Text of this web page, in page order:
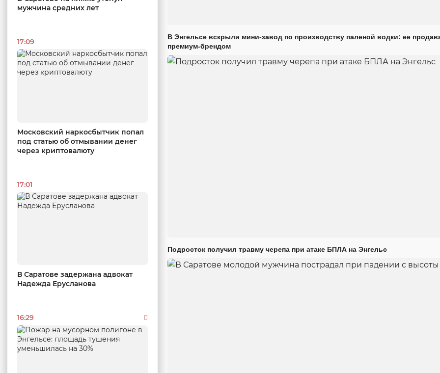
мужчина средних лет
17:09
Московский наркосбытчик попал
под статью об отмывании денег
через криптовалюту
17:01
В Саратове задержана адвокат
Надежда Ерусланова
16:29
В Энгельсе вскрыли мини-завод по производству паленой водки: ее
премиум-брендом
Подросток получил травму черепа при атаке БПЛА на Энгельс